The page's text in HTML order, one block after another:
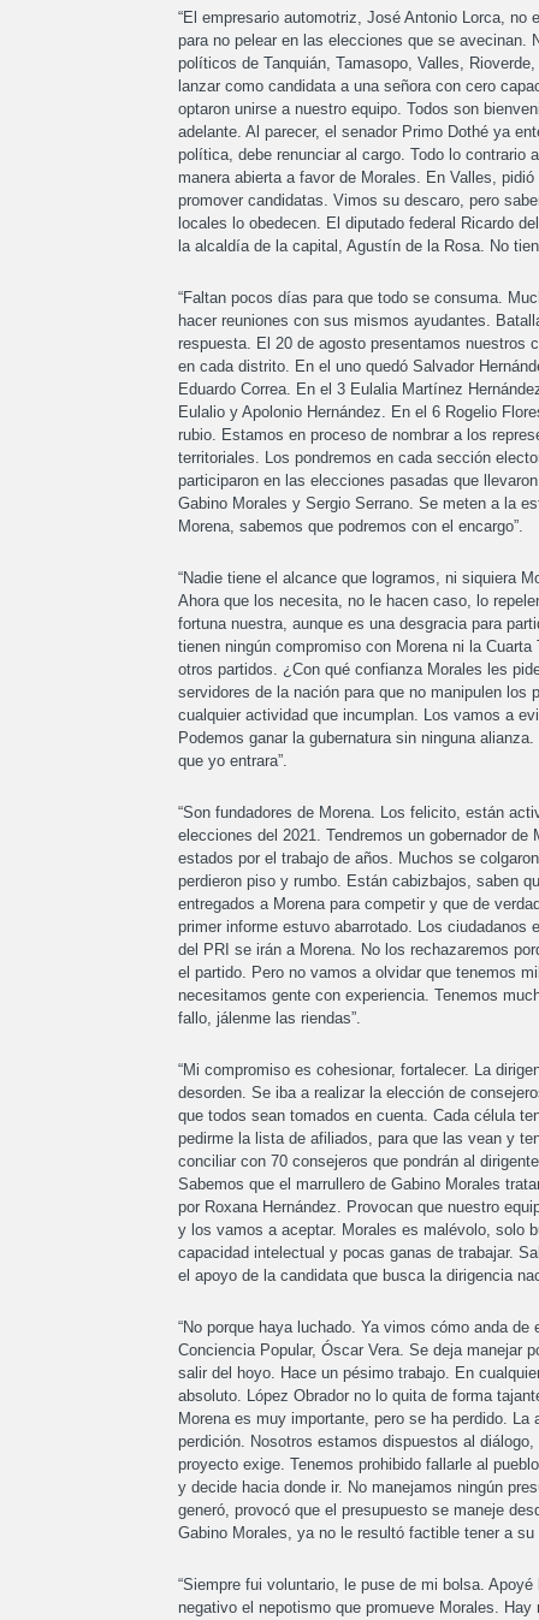
“El empresario automotriz, José Antonio Lorca,
para no pelear en las elecciones que se avecinan.
políticos de Tanquián, Tamasopo, Valles,
lanzar como candidata a una señora con cero
optaron unirse a nuestro equipo. Todos son
adelante. Al parecer, el senador Primo Dothé ya
política, debe renunciar al cargo. Todo lo contrario
manera abierta a favor de Morales. En Valles,
promover candidatas. Vimos su descaro, pero
locales lo obedecen. El diputado federal Ricardo
la alcaldía de la capital, Agustín de la Rosa. No
“Faltan pocos días para que todo se consuma.
hacer reuniones con sus mismos ayudantes.
respuesta. El 20 de agosto presentamos nuestros
en cada distrito. En el uno quedó Salvador
Eduardo Correa. En el 3 Eulalia Martínez
Eulalio y Apolonio Hernández. En el 6 Rogelio
rubio. Estamos en proceso de nombrar a los
territoriales. Los pondremos en cada sección
participaron en las elecciones pasadas que
Gabino Morales y Sergio Serrano. Se meten a la
Morena, sabemos que podremos con el encargo”.
“Nadie tiene el alcance que logramos, ni siquiera
Ahora que los necesita, no le hacen caso, lo
fortuna nuestra, aunque es una desgracia para
tienen ningún compromiso con Morena ni la
otros partidos. ¿Con qué confianza Morales les
servidores de la nación para que no manipulen
cualquier actividad que incumplan. Los vamos a
Podemos ganar la gubernatura sin ninguna
que yo entrara”.
“Son fundadores de Morena. Los felicito, están
elecciones del 2021. Tendremos un gobernador
estados por el trabajo de años. Muchos se
perdieron piso y rumbo. Están cabizbajos, saben
entregados a Morena para competir y que de
primer informe estuvo abarrotado. Los
del PRI se irán a Morena. No los rechazaremos
el partido. Pero no vamos a olvidar que tenemos
necesitamos gente con experiencia. Tenemos
fallo, jálenme las riendas”.
“Mi compromiso es cohesionar, fortalecer. La
desorden. Se iba a realizar la elección de
que todos sean tomados en cuenta. Cada célula
pedirme la lista de afiliados, para que las vean y
conciliar con 70 consejeros que pondrán al
Sabemos que el marrullero de Gabino Morales
por Roxana Hernández. Provocan que nuestro
y los vamos a aceptar. Morales es malévolo, solo
capacidad intelectual y pocas ganas de trabajar.
el apoyo de la candidata que busca la dirigencia
“No porque haya luchado. Ya vimos cómo anda
Conciencia Popular, Óscar Vera. Se deja manejar
salir del hoyo. Hace un pésimo trabajo. En
absoluto. López Obrador no lo quita de forma
Morena es muy importante, pero se ha perdido.
perdición. Nosotros estamos dispuestos al
proyecto exige. Tenemos prohibido fallarle al
y decide hacia donde ir. No manejamos ningún
generó, provocó que el presupuesto se maneje
Gabino Morales, ya no le resultó factible tener a
“Siempre fui voluntario, le puse de mi bolsa.
negativo el nepotismo que promueve Morales.